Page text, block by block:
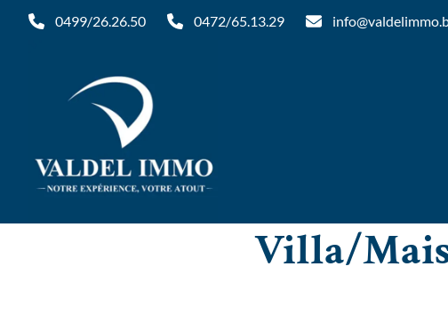
Aller au contenu principal
0499/26.26.50 0472/65.13.29
Villa/